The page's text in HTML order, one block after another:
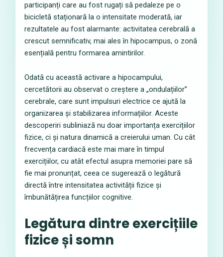
participanți care au fost rugați să pedaleze pe o
bicicletă staționară la o intensitate moderată, iar
rezultatele au fost alarmante: activitatea cerebrală a
crescut semnificativ, mai ales în hipocampus, o zonă
esențială pentru formarea amintirilor.
Odată cu această activare a hipocampului,
cercetătorii au observat o creștere a „ondulațiilor”
cerebrale, care sunt impulsuri electrice ce ajută la
organizarea și stabilizarea informațiilor. Aceste
descoperiri subliniază nu doar importanța exercițiilor
fizice, ci și natura dinamică a creierului uman. Cu cât
frecvența cardiacă este mai mare în timpul
exercițiilor, cu atât efectul asupra memoriei pare să
fie mai pronunțat, ceea ce sugerează o legătură
directă între intensitatea activității fizice și
îmbunătățirea funcțiilor cognitive.
Legătura dintre exercițiile
fizice și somn